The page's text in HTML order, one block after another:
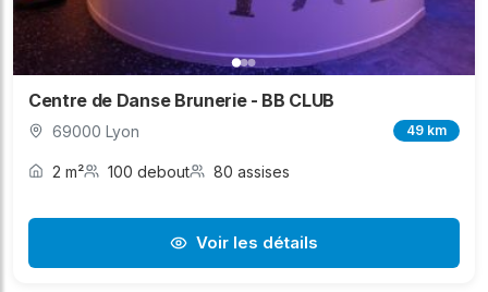
Centre de Danse Brunerie - BB CLUB
69000 Lyon 49 km
2 m² 100 debout 80 assises
Voir les détails